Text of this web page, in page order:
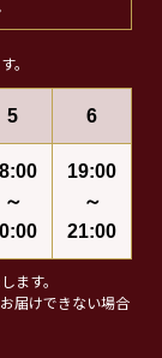
。
5 6
～
19:00
～
21:00
ます。
届けできない場合